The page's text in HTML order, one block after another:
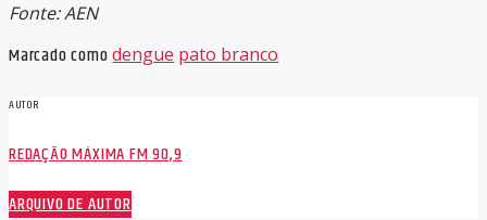
Fonte: AEN
Marcado comodengue pato branco
AUTOR
REDAÇÃO MÁXIMA FM 90,9
ARQUIVO DE AUTOR